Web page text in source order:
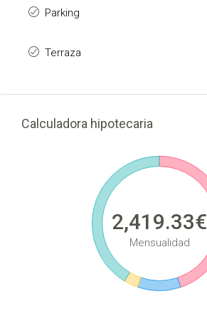
Parking
Terraza
Calculadora hipotecaria
2,419.33€
Mensualidad